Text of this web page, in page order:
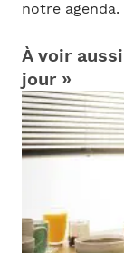
notre agenda.
À voir
jour »